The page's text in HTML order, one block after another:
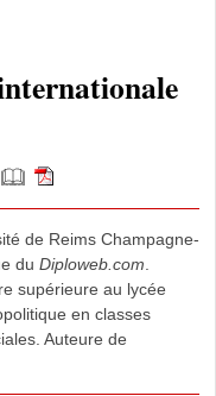
de Reims Champagne-
du Diploweb.com
supérieure au lycée
en classes
Auteure de